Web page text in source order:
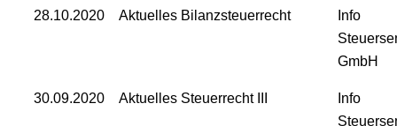
28.10.2020 Aktuelles Bilanzsteuerrecht
Info
GmbH
30.09.2020 Aktuelles Steuerrecht III
Info